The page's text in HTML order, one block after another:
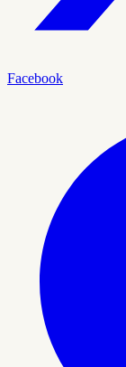
Facebook